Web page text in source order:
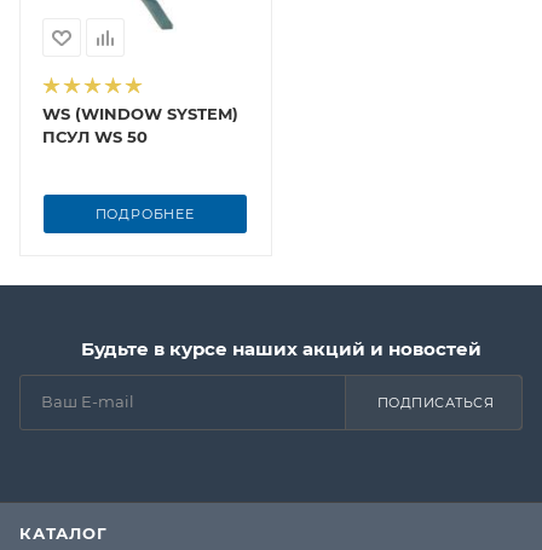
WS (WINDOW SYSTEM)
ПСУЛ WS 50
ПОДРОБНЕЕ
Будьте в курсе наших акций и новостей
ПОДПИСАТЬСЯ
КАТАЛОГ